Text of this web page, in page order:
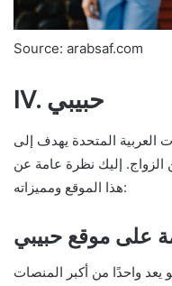
Source: arabsaf.com
IV. حبيبي
العربية المتحدة يهدف إلى
الزواج. إليك نظرة عامة عن
هذا الموقع ومميزاته:
على موقع حبيبي
حبيبي عام 2010 وهو يعد واحدًا من أكبر المنصات